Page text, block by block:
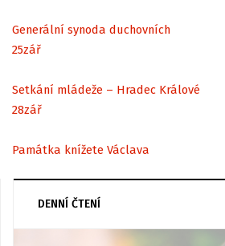
Generální synoda duchovních
25zář
Setkání mládeže – Hradec Králové
28zář
Památka knížete Václava
DENNÍ ČTENÍ